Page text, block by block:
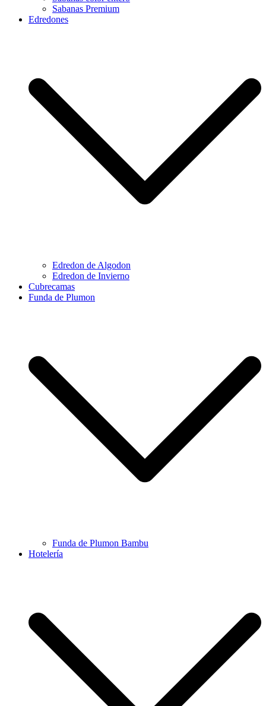
Sabanas Premium
Edredones
Edredon de Algodon
Edredon de Invierno
Cubrecamas
Funda de Plumon
Funda de Plumon Bambu
Hotelería